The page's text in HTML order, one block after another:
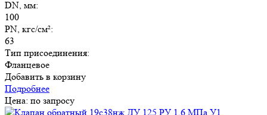
DN, мм:
100
PN, кгс/см²:
63
Тип присоединения:
Фланцевое
Добавить в корзину
Подробнее
Цена: по запросу